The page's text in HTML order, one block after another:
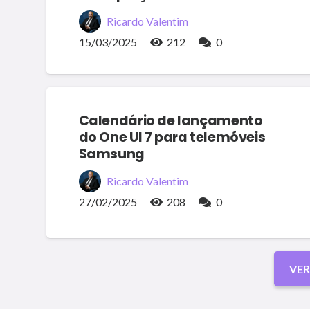
Ricardo Valentim
15/03/2025
212 0
Calendário de lançamento
do One UI 7 para telemóveis
Samsung
Ricardo Valentim
27/02/2025
208 0